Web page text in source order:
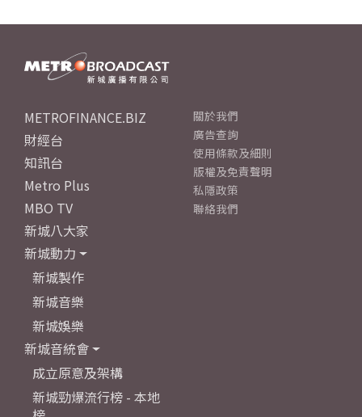
METROFINANCE.BIZ
財經台
知訊台
Metro Plus
MBO TV
新城八大家
新城動力
新城製作
新城音樂
新城娛樂
新城音統會
成立原意及架構
新城勁爆流行榜 - 本地
關於我們
廣告查詢
使用條款及細則
版權及免責聲明
私隱政策
聯絡我們